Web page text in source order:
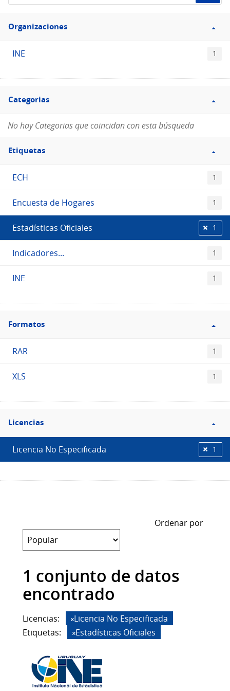
de
Filtro
Organizaciones
Organizaciones
INE 1
Filtro
Categorias
Categorias
No hay Categorias que coincidan con esta búsqueda
Filtro
Etiquetas
Etiquetas
ECH 1
Encuesta de Hogares 1
Estadísticas Oficiales 1
Indicadores... 1
INE 1
Filtro
Formatos
Formatos
RAR 1
XLS 1
Filtro
Licencias
Licencias
Licencia No Especificada 1
Ordenar por
1 conjunto de datos
encontrado
Licencias:
Licencia No Especificada
Etiquetas:
Estadísticas Oficiales